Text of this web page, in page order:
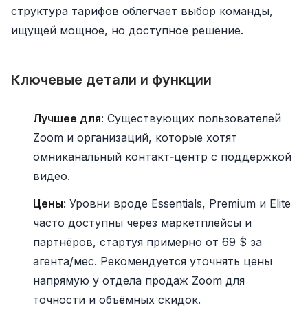
структура тарифов облегчает выбор команды,
ищущей мощное, но доступное решение.
Ключевые детали и функции
Лучшее для: Существующих пользователей
Zoom и организаций, которые хотят
омниканальный контакт‑центр с поддержкой
видео.
Цены: Уровни вроде Essentials, Premium и Elite
часто доступны через маркетплейсы и
партнёров, стартуя примерно от 69 $ за
агента/мес. Рекомендуется уточнять цены
напрямую у отдела продаж Zoom для
точности и объёмных скидок.